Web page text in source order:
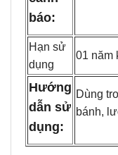
báo:
Hạn sử
dụng
01 năm
Hướng
dẫn sử
dụng:
Dùng
bánh,